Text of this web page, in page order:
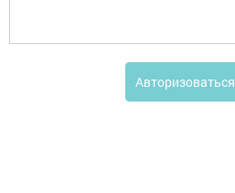
Авторизоваться